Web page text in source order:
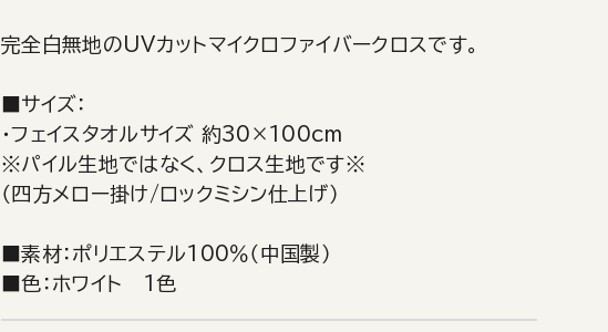
完全白無地のUVカットマイクロファイバークロスです。
■サイズ：
・フェイスタオルサイズ 約30×100cm
※パイル生地ではなく、クロス生地です※
（四方メロー掛け/ロックミシン仕上げ）
■素材：ポリエステル100％（中国製）
■色：ホワイト 1色